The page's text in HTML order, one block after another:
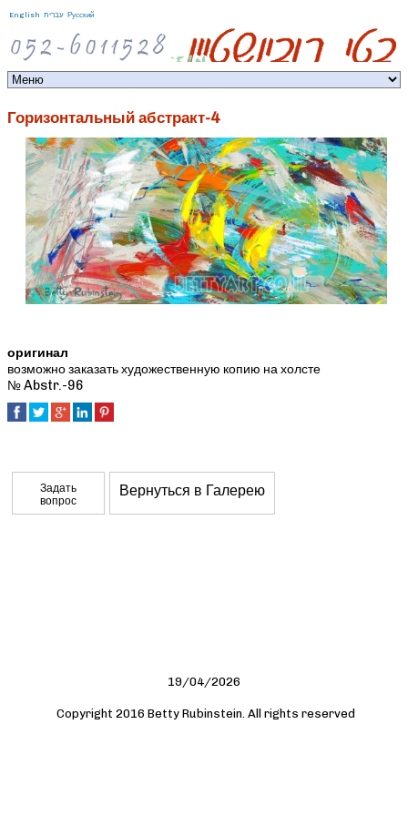
English עברית Русский
Горизонтальный абстракт-4
оригинал
возможно заказать художественную копию на холсте
№ Abstr.-96
Задать
вопрос
Вернуться в Галерею
19/04/2026
Copyright 2016 Betty Rubinstein. All rights reserved